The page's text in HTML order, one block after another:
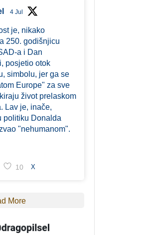
4 Jul
je, nikako
250. godišnjicu
a i Dan
posjetio otok
simbolu, jer ga se
Europe" za sve
život prelaskom
Lav je, inače,
politiku Donalda
"nehumanom".
10 X
More